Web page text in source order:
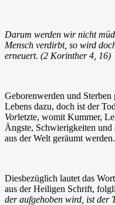
Darum werden wir nicht
Mensch verdirbt, so wird
erneuert. (2 Korinther 4, 16)
Geborenwerden und
Lebens dazu, doch ist der
Vorletzte, womit Kummer,
Ängste, Schwierigkeiten
aus der Welt geräumt werden.
Diesbezüglich lautet das
aus der Heiligen Schrift,
der aufgehoben wird, ist der